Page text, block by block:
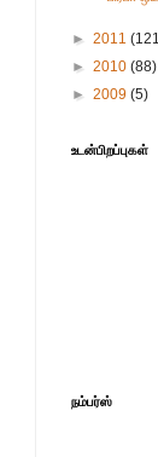
► 2011
► 2010 (88)
► 2009 (5)
உடன்பிறப்புகள்
நம்பர்ஸ்